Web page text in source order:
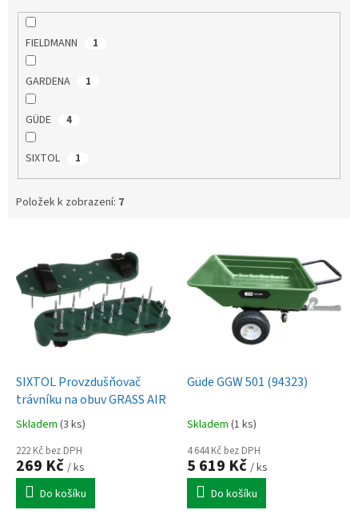
FIELDMANN 1
GARDENA 1
GÜDE 4
SIXTOL 1
Položek k zobrazení: 7
p
SIXTOL Provzdušňovač
trávníku na obuv GRASS AIR
Skladem (3 ks)
222 Kč bez DPH
269 Kč / ks
Do košíku
Güde GGW 501 (94323)
Skladem (1 ks)
4 644 Kč bez DPH
5 619 Kč / ks
Do košíku